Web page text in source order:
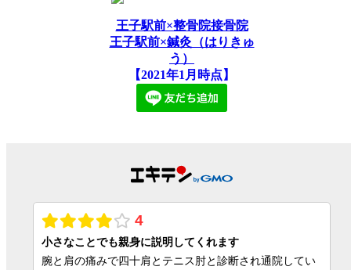
王子駅前×整骨院接骨院
王子駅前×鍼灸（はりきゅ
う）
【2021年1月時点】